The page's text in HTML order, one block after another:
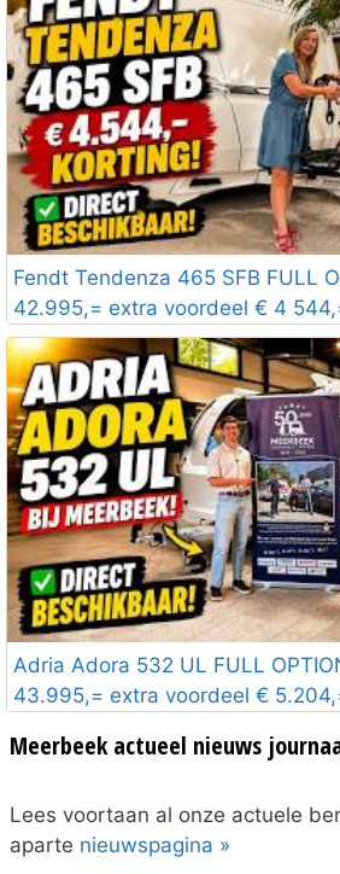
Fendt Tendenza 465 SFB FULL
42.995,= extra voordeel € 4
Adria Adora 532 UL FULL
43.995,= extra voordeel €
Meerbeek actueel nieuws
Lees voortaan al onze actuele
aparte nieuwspagina »